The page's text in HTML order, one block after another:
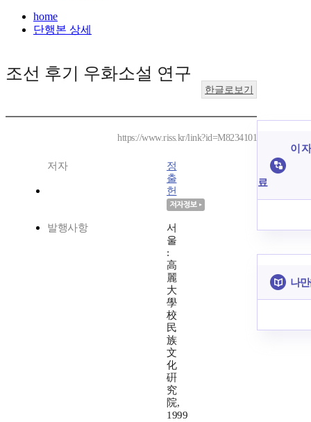
home
단행본 상세
조선 후기 우화소설 연구
한글로보기
https://www.riss.kr/link?id=M8234101
저자
정
출
헌
발행사항
서
울
:
高
麗
大
學
校
民
族
文
化
硏
究
院,
1999
이
료
나